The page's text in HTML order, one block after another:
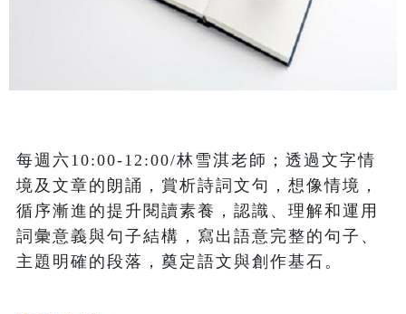
每週六10:00-12:00/林雪淇老師；透過文字情
境及文章的朗誦，賞析詩詞文句，想像情境，
循序漸進的提升閱讀素養，認識、理解和運用
詞彙意義與句子結構，寫出語意完整的句子、
主題明確的段落，奠定語文與創作基石。